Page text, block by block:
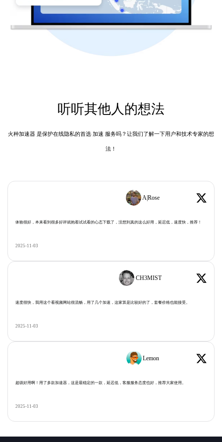
听听其他人的想法
火种加速器 是保护在线隐私的首选 加速 服务吗？让我们了解一下用户和技术专家的想
法！
A|Rose
体验很好，本来看到很多好评就抱着试试看的心态下载了，没想到真的这么好用，延迟低，速度快，推荐！
2025-11-03
CH3MIST
速度很快，我用这个看视频网站很流畅，用了几个加速，这家算是比较好的了，套餐价格也能接受。
2025-11-03
Lemon
超级好用啊！用了多款加速器，这是最稳定的一款，延迟低，客服服务态度也好，推荐大家使用。
2025-11-03